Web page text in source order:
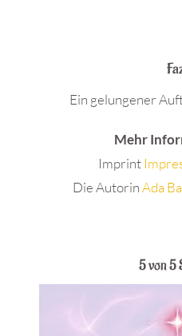
Ein gelungener
Mehr
Imprint
Die AutorinAda
5 von 5